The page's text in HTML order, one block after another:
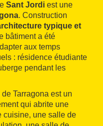
Sant Jordi est une
. Construction
typique et
bâtiment a été
aux temps
: résidence étudiante
pendant les
Tarragona est un
qui abrite une
cuisine, une salle de